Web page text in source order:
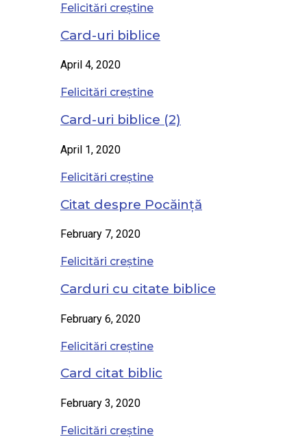
Felicitări creștine
Card-uri biblice
April 4, 2020
Felicitări creștine
Card-uri biblice (2)
April 1, 2020
Felicitări creștine
Citat despre Pocăință
February 7, 2020
Felicitări creștine
Carduri cu citate biblice
February 6, 2020
Felicitări creștine
Card citat biblic
February 3, 2020
Felicitări creștine